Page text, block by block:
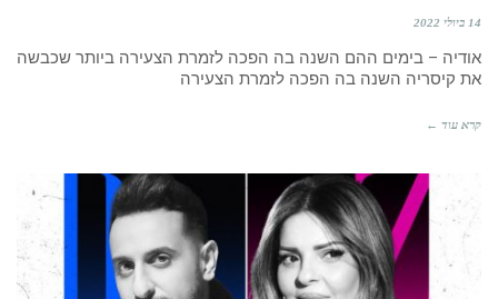
14 ביולי 2022
אודיה – בימים ההם השנה בה הפכה לזמרת הצעירה ביותר שכבשה
את קיסריה השנה בה הפכה לזמרת הצעירה
קרא עוד ←